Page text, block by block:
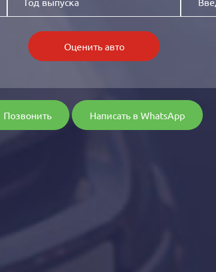
Оценить авто
Позвонить Написать в WhatsApp